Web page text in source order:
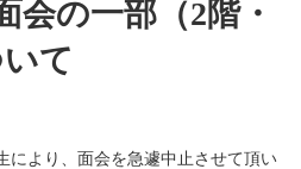
会の一部（2階・
て
により、面会を急遽中止させて頂い